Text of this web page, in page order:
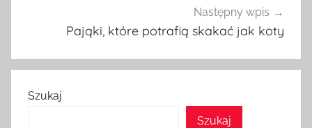
Następny wpis
Pająki, które potrafią skakać jak koty
Szukaj
Szukaj